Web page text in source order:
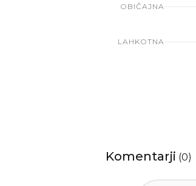
OBIČAJNA
LAHKOTNA
Komentarji (0)